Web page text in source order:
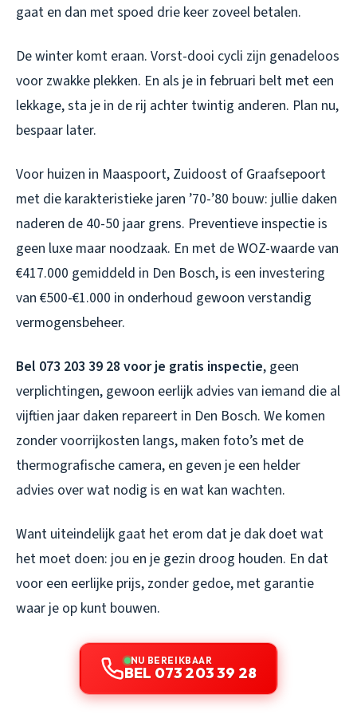
gaat en dan met spoed drie keer zoveel betalen.
De winter komt eraan. Vorst-dooi cycli zijn genadeloos
voor zwakke plekken. En als je in februari belt met een
lekkage, sta je in de rij achter twintig anderen. Plan nu,
bespaar later.
Voor huizen in Maaspoort, Zuidoost of Graafsepoort
met die karakteristieke jaren ’70-’80 bouw: jullie daken
naderen de 40-50 jaar grens. Preventieve inspectie is
geen luxe maar noodzaak. En met de WOZ-waarde van
€417.000 gemiddeld in Den Bosch, is een investering
van €500-€1.000 in onderhoud gewoon verstandig
vermogensbeheer.
Bel 073 203 39 28 voor je gratis inspectie, geen
verplichtingen, gewoon eerlijk advies van iemand die al
vijftien jaar daken repareert in Den Bosch. We komen
zonder voorrijkosten langs, maken foto’s met de
thermografische camera, en geven je een helder
advies over wat nodig is en wat kan wachten.
Want uiteindelijk gaat het erom dat je dak doet wat
het moet doen: jou en je gezin droog houden. En dat
voor een eerlijke prijs, zonder gedoe, met garantie
waar je op kunt bouwen.
NU BEREIKBAAR
BEL 073 203 39 28